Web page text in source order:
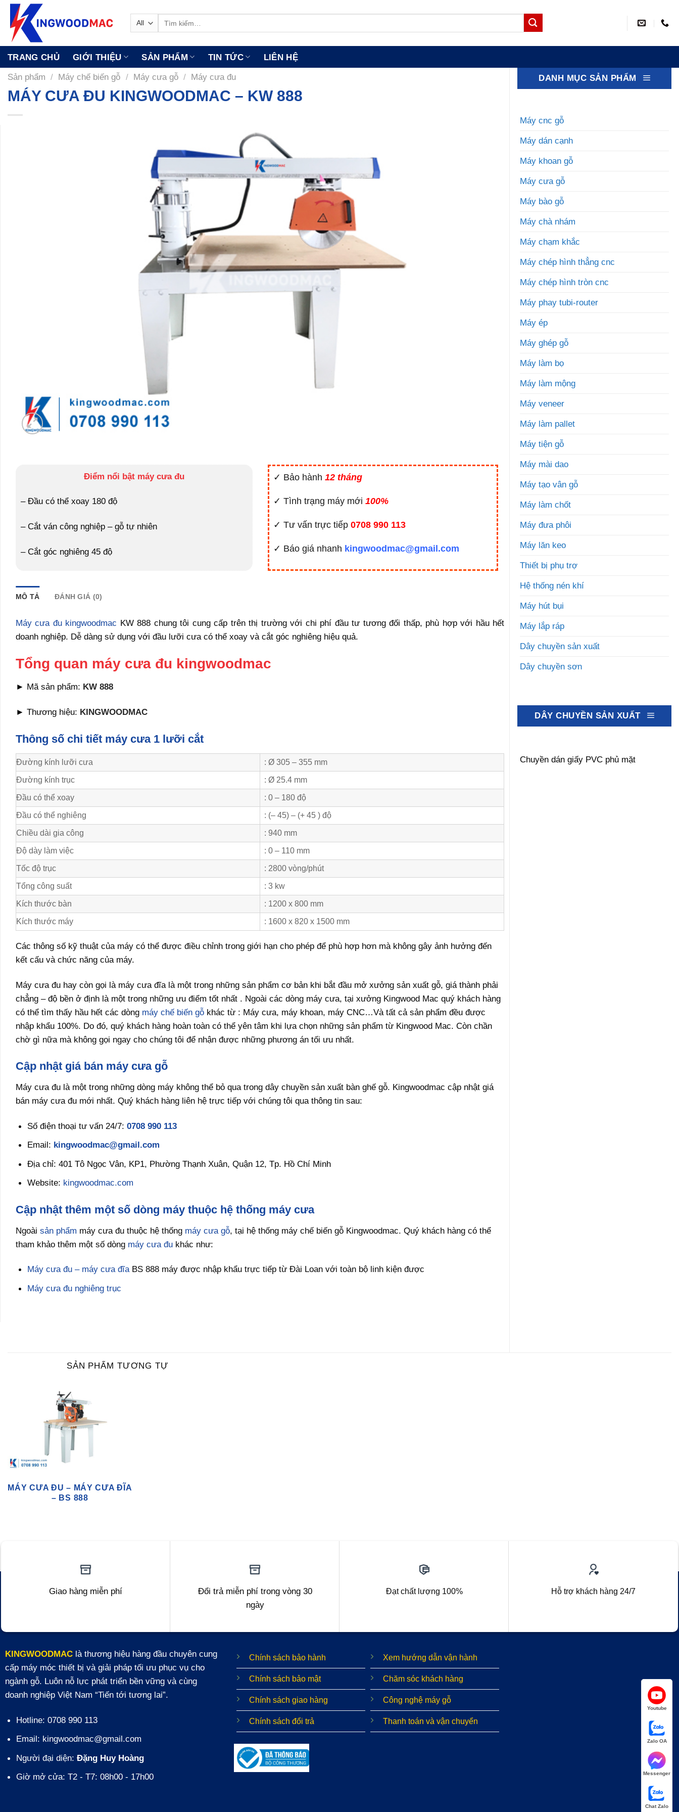
Skip
content
TRANG CHỦ GIỚI THIỆU SẢN PHẨM TIN TỨC
LIÊN HỆ
Sản phẩm / Máy chế biến gỗ / Máy cưa gỗ / Máy cưa đu
MÁY CƯA ĐU KINGWOODMAC – KW 888
Điểm nổi bật máy cưa đu
– Đầu có thể xoay 180 độ
– Cắt ván công nghiệp – gỗ tự nhiên
– Cắt góc nghiêng 45 độ
✓ Bảo hành 12 tháng
✓ Tình trạng máy mới 100%
✓ Tư vấn trực tiếp 0708 990 113
✓ Báo giá nhanh kingwoodmac@gmail.com
MÔ TẢ ĐÁNH GIÁ (0)
Máy cưa đu kingwoodmac KW 888 chung tôi cung cấp trên thị trường với chi phí đầu tư tương đối thấp, phù hợp với hầu hết
doanh nghiệp. Dễ dàng sử dụng với đầu lưỡi cưa có thể xoay và cắt góc nghiêng hiệu quả.
Tổng quan máy cưa đu kingwoodmac
► Mã sản phẩm: KW 888
► Thương hiệu: KINGWOODMAC
Thông số chi tiết máy cưa 1 lưỡi cắt
Đường kính lưỡi cưa : Ø 305 – 355 mm
Đường kính trục : Ø 25.4 mm
Đầu có thể xoay : 0 – 180 độ
Đầu có thể nghiêng : (– 45) – (+ 45 ) độ
Chiều dài gia công : 940 mm
Độ dày làm việc : 0 – 110 mm
Tốc độ trục : 2800 vòng/phút
Tổng công suất : 3 kw
Kích thước bàn : 1200 x 800 mm
Kích thước máy : 1600 x 820 x 1500 mm
Các thông số kỹ thuật của máy có thể được điều chỉnh trong giới hạn cho phép để phù hợp hơn mà không gây ảnh hưởng đến
kết cấu và chức năng của máy.
Máy cưa đu hay còn gọi là máy cưa đĩa là một trong những sản phẩm cơ bản khi bắt đầu mở xưởng sản xuất gỗ, giá thành phải
chẳng – độ bền ở định là một trong những ưu điểm tốt nhất . Ngoài các dòng máy cưa, tại xưởng Kingwood Mac quý khách hàng
có thể tìm thấy hầu hết các dòng máy chế biến gỗ khác từ : Máy cưa, máy khoan, máy CNC…Và tất cả sản phẩm đều được
nhập khẩu 100%. Do đó, quý khách hàng hoàn toàn có thể yên tâm khi lựa chọn những sản phẩm từ Kingwood Mac. Còn chần
chờ gì nữa mà không gọi ngay cho chúng tôi để nhận được những phương án tối ưu nhất.
Cập nhật giá bán máy cưa gỗ
Máy cưa đu là một trong những dòng máy không thể bỏ qua trong dây chuyền sản xuất bàn ghế gỗ. Kingwoodmac cập nhật giá
bán máy cưa đu mới nhất. Quý khách hàng liên hệ trực tiếp với chúng tôi qua thông tin sau:
Số điện thoại tư vấn 24/7: 0708 990 113
Email: kingwoodmac@gmail.com
Địa chỉ: 401 Tô Ngọc Vân, KP1, Phường Thạnh Xuân, Quận 12, Tp. Hồ Chí Minh
Website: kingwoodmac.com
Cập nhật thêm một số dòng máy thuộc hệ thống máy cưa
Ngoài sản phẩm máy cưa đu thuộc hệ thống máy cưa gỗ, tại hệ thống máy chế biến gỗ Kingwoodmac. Quý khách hàng có thể
tham khảo thêm một số dòng máy cưa đu khác như:
Máy cưa đu – máy cưa đĩaBS 888 máy được nhập khẩu trực tiếp từ Đài Loan với toàn bộ linh kiện được
Máy cưa đu nghiêng trục
DANH MỤC SẢN PHẨM
Máy cnc gỗ
Máy dán cạnh
Máy khoan gỗ
Máy cưa gỗ
Máy bào gỗ
Máy chà nhám
Máy chạm khắc
Máy chép hình thẳng cnc
Máy chép hình tròn cnc
Máy phay tubi-router
Máy ép
Máy ghép gỗ
Máy làm bọ
Máy làm mộng
Máy veneer
Máy làm pallet
Máy tiện gỗ
Máy mài dao
Máy tạo vân gỗ
Máy làm chốt
Máy đưa phôi
Máy lăn keo
Thiết bị phụ trợ
Hệ thống nén khí
Máy hút bụi
Máy lắp ráp
Dây chuyền sản xuất
Dây chuyền sơn
DÂY CHUYỀN SẢN XUẤT
Chuyền dán giấy PVC phủ mặt
SẢN PHẨM TƯƠNG TỰ
MÁY CƯA ĐU – MÁY CƯA ĐĨA
– BS 888
Giao hàng miễn phí
Đổi trả miễn phí trong vòng 30
ngày
Đạt chất lượng 100% Hỗ trợ khách hàng 24/7
KINGWOODMAClà thương hiệu hàng đầu chuyên cung
cấp máy móc thiết bị và giải pháp tối ưu phục vụ cho
ngành gỗ. Luôn nỗ lực phát triển bền vững và cùng
doanh nghiệp Việt Nam “Tiến tới tương lai”.
Hotline: 0708 990 113
Email: kingwoodmac@gmail.com
Người đại diện:Đặng Huy Hoàng
Giờ mở cửa: T2 - T7: 08h00 - 17h00
Chính sách bảo hành
Chính sách bảo mật
Chính sách giao hàng
Chính sách đổi trả
Xem hướng dẫn vận hành
Chăm sóc khách hàng
Công nghệ máy gỗ
Thanh toán và vận chuyển
Youtube
Zalo OA
Messenger
Chat Zalo